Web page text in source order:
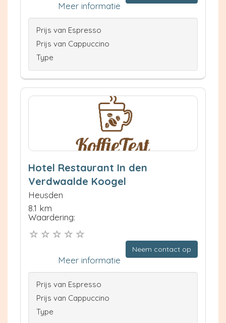
Meer informatie
Prijs van Espresso
Prijs van Cappuccino
Type
Hotel Restaurant In den
Verdwaalde Koogel
Heusden
8.1 km
Waardering:
Neem contact op
Meer informatie
Prijs van Espresso
Prijs van Cappuccino
Type